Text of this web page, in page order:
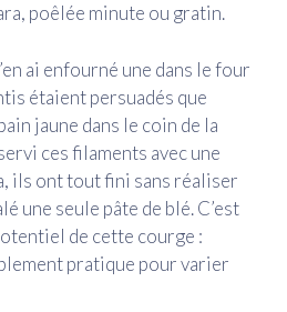
poêlée minute ou gratin.
ai enfourné une dans le four
étaient persuadés que
jaune dans le coin de la
ces filaments avec une
ils ont tout fini sans réaliser
une seule pâte de blé. C’est
de cette courge :
pratique pour varier